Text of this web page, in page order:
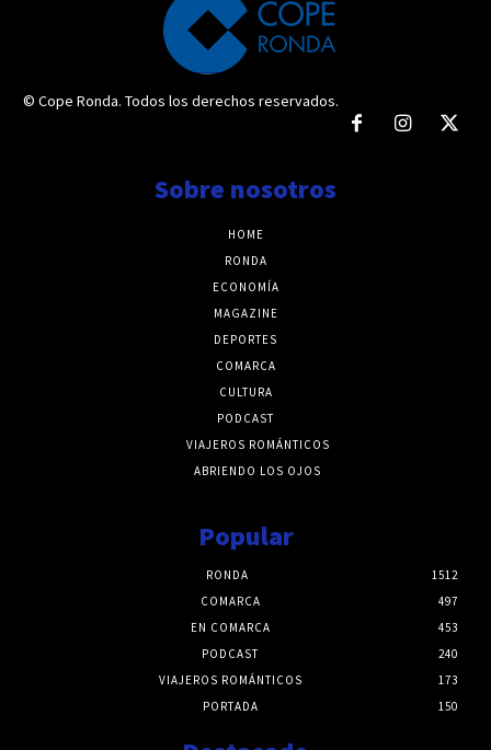
© Cope Ronda. Todos los derechos reservados.
Sobre nosotros
HOME
RONDA
ECONOMÍA
MAGAZINE
DEPORTES
COMARCA
CULTURA
PODCAST
VIAJEROS ROMÁNTICOS
ABRIENDO LOS OJOS
Popular
RONDA
1512
COMARCA
497
EN COMARCA
453
PODCAST
240
VIAJEROS ROMÁNTICOS
173
PORTADA
150